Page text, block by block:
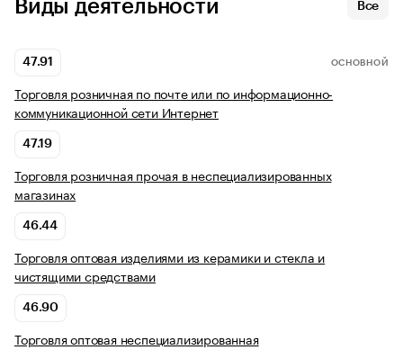
Виды деятельности Все
47.91 ОСНОВНОЙ
Торговля розничная по почте или по информационно-
коммуникационной сети Интернет
47.19
Торговля розничная прочая в неспециализированных
магазинах
46.44
Торговля оптовая изделиями из керамики и стекла и
чистящими средствами
46.90
Торговля оптовая неспециализированная